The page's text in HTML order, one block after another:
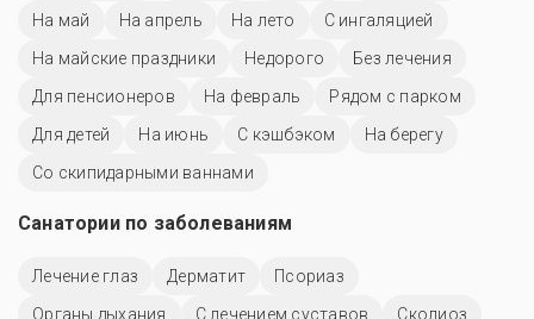
На май
На апрель На лето
С ингаляцией
На майские праздники
Недорого
Без лечения
Для пенсионеров
На февраль
Рядом с парком
Для детей
На июнь С кэшбэком
На берегу
Со скипидарными ваннами
Санатории по заболеваниям
Лечение глаз Дерматит
Псориаз
Органы дыхания
С лечением суставов Сколиоз